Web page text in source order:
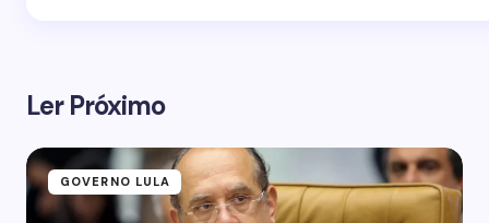
Ler Próximo
GOVERNO LULA